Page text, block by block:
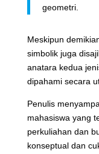
geometri.
Meskipun
simbolik juga
anatara kedua
dipahami secara
Penulis
mahasiswa yang
perkuliahan dan
konseptual dan